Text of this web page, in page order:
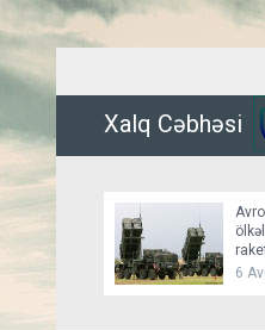
Xalq Cəbhəsi
6